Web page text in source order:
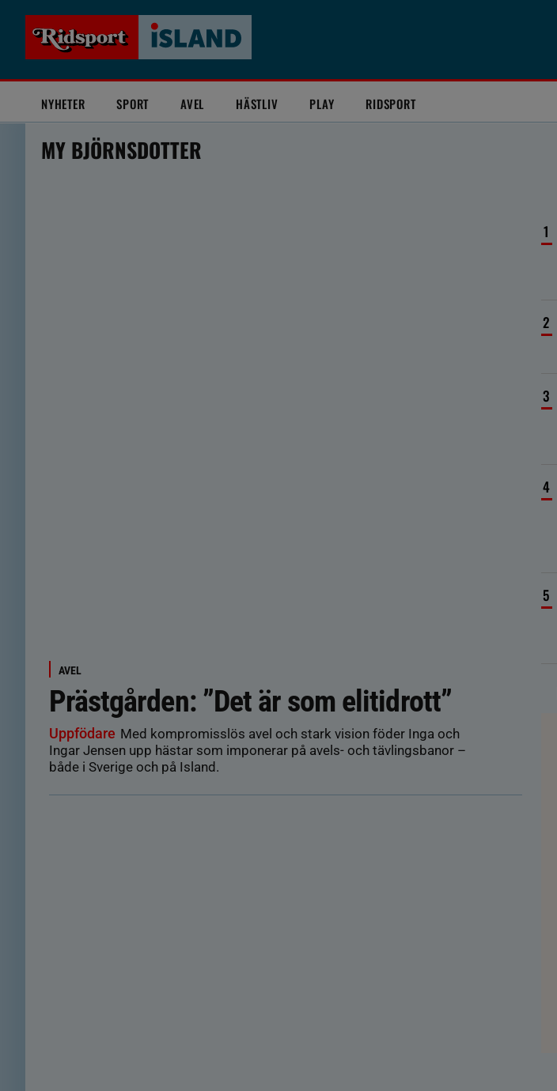
NYHETER SPORT AVEL HÄSTLIV PLAY RIDSPORT
MY BJÖRNSDOTTER
AVEL
Prästgården: ”Det är som elitidrott”
Uppfödare Med kompromisslös avel och stark vision föder Inga och
Ingar Jensen upp hästar som imponerar på avels- och tävlingsbanor –
både i Sverige och på Island.